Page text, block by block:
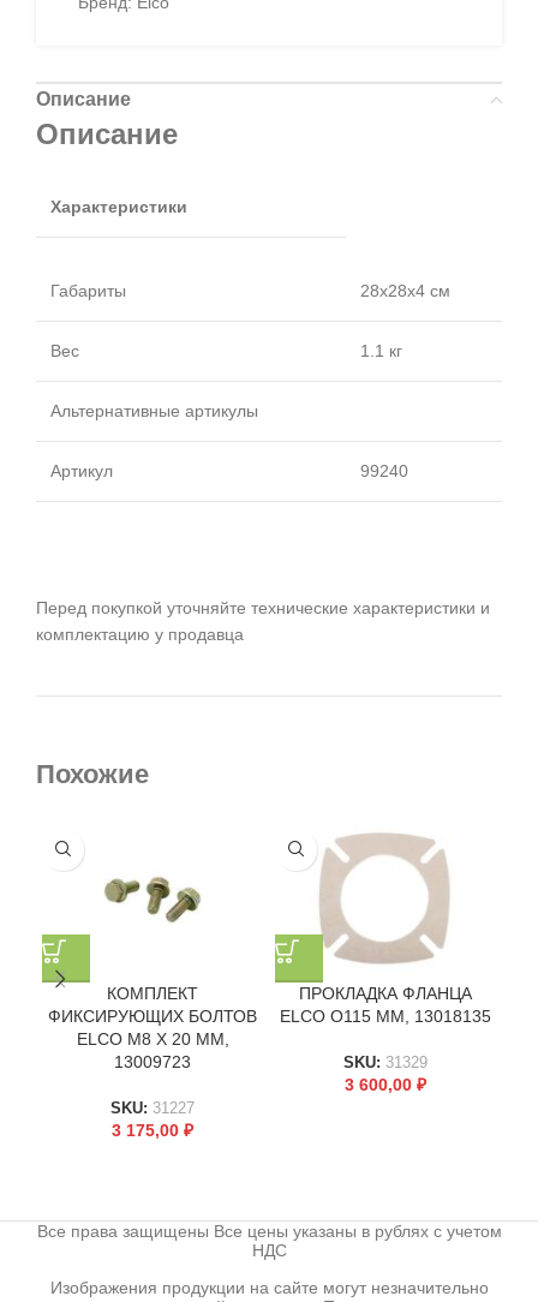
Описание
Описание
Характеристики
Габариты 28x28x4 см
Вес 1.1 кг
Альтернативные артикулы
Артикул 99240
Перед покупкой уточняйте технические характеристики и
комплектацию у продавца
Похожие
КОМПЛЕКТ
ФИКСИРУЮЩИХ БОЛТОВ
ELCO M8 X 20 ММ,
13009723
SKU: 31227
3 175,00 ₽
ПРОКЛАДКА ФЛАНЦА
ELCO O115 ММ, 13018135
SKU: 31329
3 600,00 ₽
Все права защищены Все цены указаны в рублях с учетом
НДС
Изображения продукции на сайте могут незначительно